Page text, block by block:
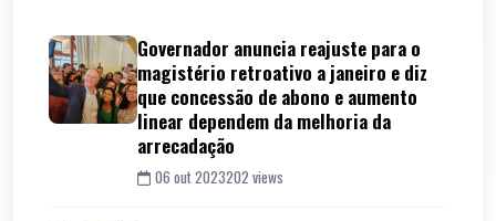
Governador anuncia reajuste para o
magistério retroativo a janeiro e diz
que concessão de abono e aumento
linear dependem da melhoria da
arrecadação
06 out 2023202 views